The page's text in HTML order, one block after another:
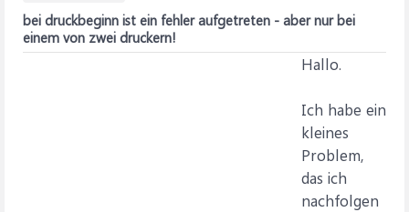
bei druckbeginn ist ein fehler aufgetreten - aber nur bei
einem von zwei druckern!
Hallo.
Ich habe ein
kleines
Problem,
das ich
nachfolgen